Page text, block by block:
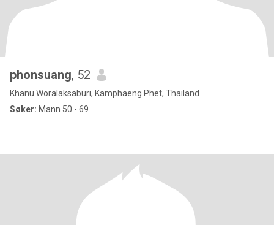
phonsuang, 52
Khanu Woralaksaburi, Kamphaeng Phet, Thailand
Søker: Mann 50 - 69